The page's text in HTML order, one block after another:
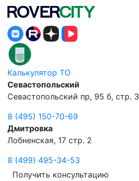
Калькулятор ТО
Севастопольский
Севастопольский пр, 95 б, стр. 3
8 (495) 150-70-69
Дмитровка
Лобненская, 17 стр. 2
8 (499) 495-34-53
Получить консультацию